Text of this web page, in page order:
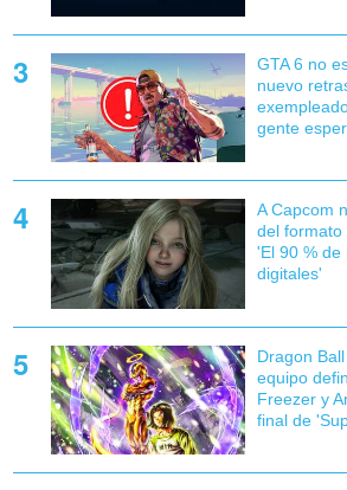
GTA 6 no
nuevo
gente
A Capcom
del formato
'El 90 % de
digitales'
Dragon
equipo
Freezer y
final de